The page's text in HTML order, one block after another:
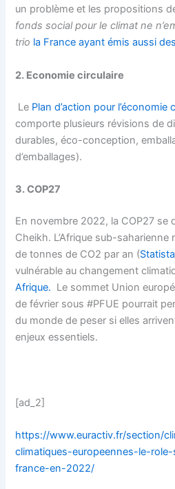
un problème et les propositions
fonds social pour le climat ne
trio la France ayant émis aussi
2. Economie circulaire
Le Plan d’action pour l’économie
comporte plusieurs révisions de
durables, éco-conception,
d’emballages).
3. COP27
En novembre 2022, la COP27 se
Cheikh. L’Afrique sub-saharienne
de tonnes de CO2 par an (
vulnérable au changement
Afrique. Le sommet Union
de février sous #PFUE pourrait
du monde de peser si elles
enjeux essentiels.
[ad_2]
https://www.euractiv.fr/section/
climatiques-europeennes-le-
france-en-2022/